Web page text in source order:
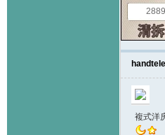
handtele
複式洋